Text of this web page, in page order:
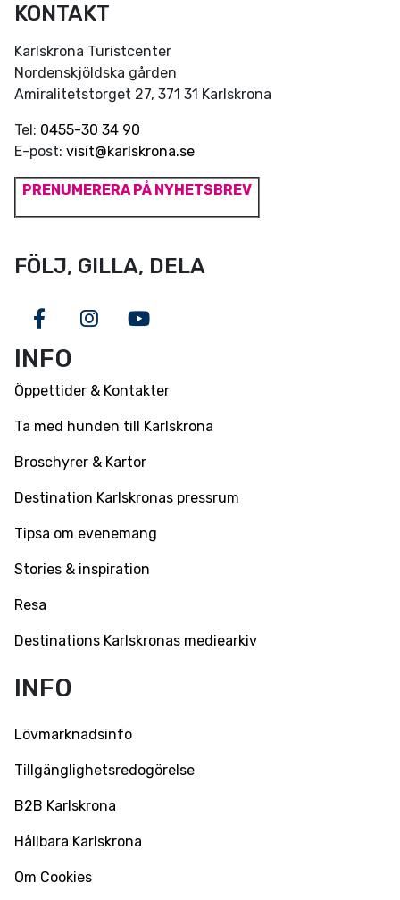
KONTAKT
Karlskrona Turistcenter
Nordenskjöldska gården
Amiralitetstorget 27, 371 31 Karlskrona
Tel: 0455-30 34 90
E-post: visit@karlskrona.se
PRENUMERERA PÅ NYHETSBREV
FÖLJ, GILLA, DELA
FacebookInstagram
Youtube
INFO
Öppettider & Kontakter
Ta med hunden till Karlskrona
Broschyrer & Kartor
Destination Karlskronas pressrum
Tipsa om evenemang
Stories & inspiration
Resa
Destinations Karlskronas mediearkiv
INFO
Lövmarknadsinfo
Tillgänglighetsredogörelse
B2B Karlskrona
Hållbara Karlskrona
Om Cookies